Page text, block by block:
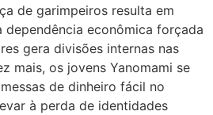
de garimpeiros resulta em
econômica forçada
gera divisões internas nas
mais, os jovens Yanomami se
de dinheiro fácil no
à perda de identidades